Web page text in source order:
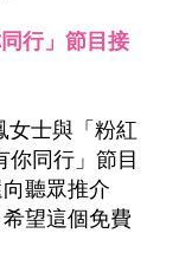
行」節目接
女士與「粉紅
你同行」節目
聽眾推介
望這個免費